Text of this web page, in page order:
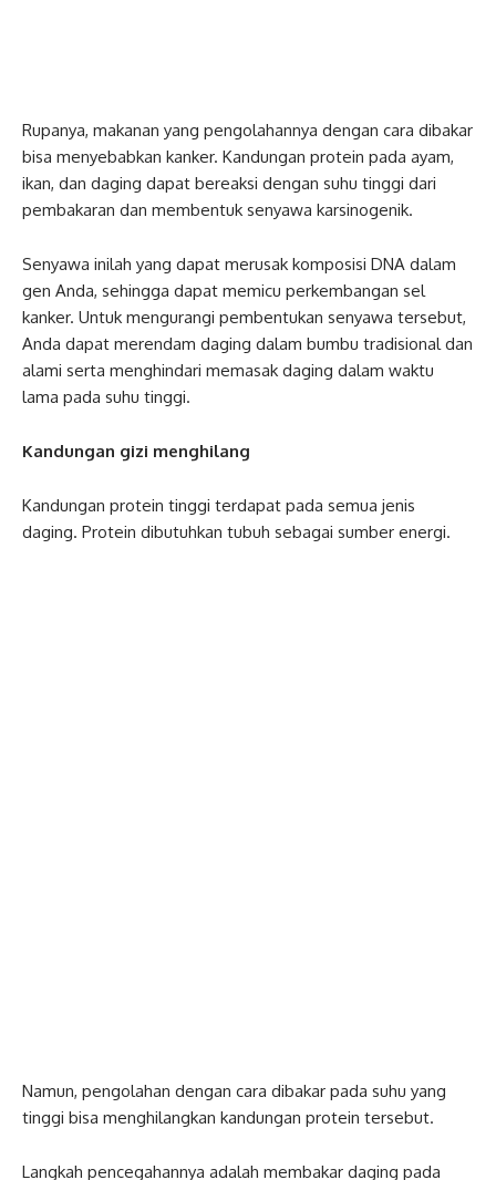
Rupanya, makanan yang pengolahannya dengan cara dibakar
bisa menyebabkan kanker. Kandungan protein pada ayam,
ikan, dan daging dapat bereaksi dengan suhu tinggi dari
pembakaran dan membentuk senyawa karsinogenik.
Senyawa inilah yang dapat merusak komposisi DNA dalam
gen Anda, sehingga dapat memicu perkembangan sel
kanker. Untuk mengurangi pembentukan senyawa tersebut,
Anda dapat merendam daging dalam bumbu tradisional dan
alami serta menghindari memasak daging dalam waktu
lama pada suhu tinggi.
Kandungan gizi menghilang
Kandungan protein tinggi terdapat pada semua jenis
daging. Protein dibutuhkan tubuh sebagai sumber energi.
Namun, pengolahan dengan cara dibakar pada suhu yang
tinggi bisa menghilangkan kandungan protein tersebut.
Langkah pencegahannya adalah membakar daging pada